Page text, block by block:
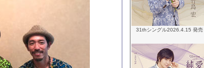
31thシングル2026.4.15 発売